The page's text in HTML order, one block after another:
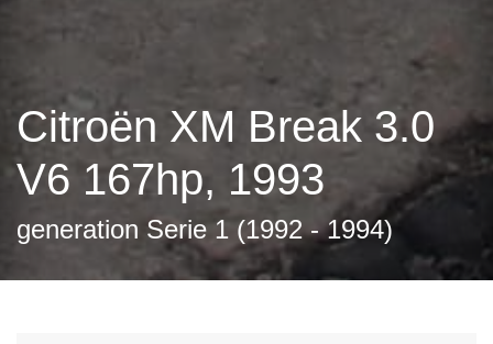
Citroën XM Break 3.0
V6 167hp, 1993
generation Serie 1 (1992 - 1994)